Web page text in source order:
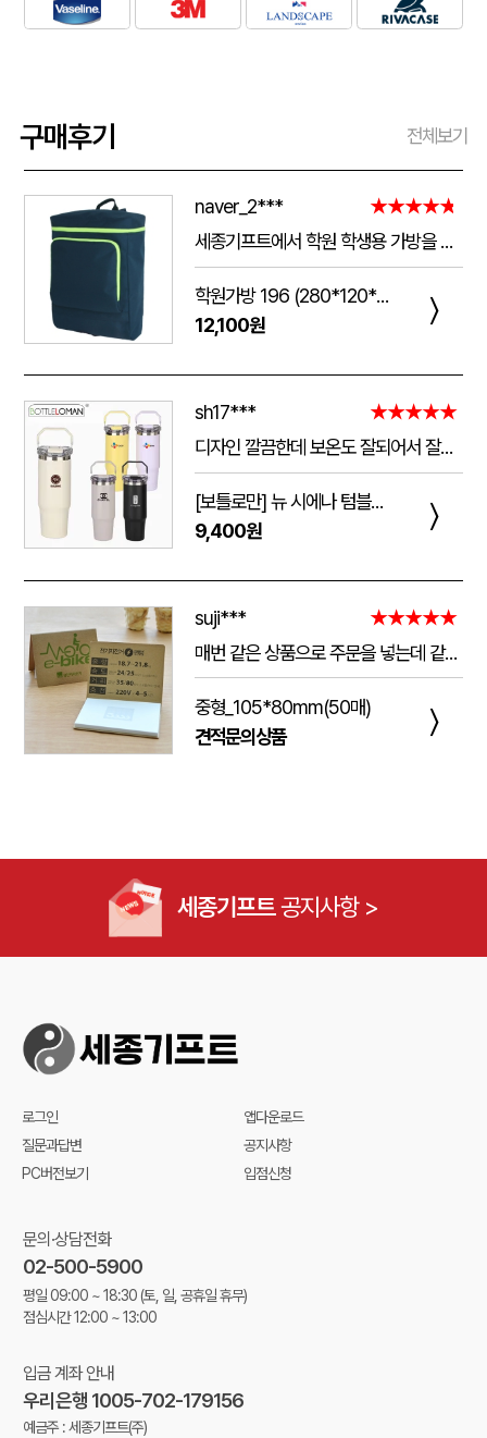
구매후기 전체보기
naver_2***
★★★★★
세종기프트에서 학원 학생용 가방을 제작했는데 전체적으로 아주 만족스럽습니다. 가방 크기가 넉넉해서 교재와 학용품을 넣기 좋고, 원단과 지퍼도 탄탄해서 아이들이 매일 사용하기에 실용적입니다. 특히 학원 로고와 문구 인쇄가 선명하고 깔끔하게 나와서 실제로 받아보니 기대했던 것보다 훨씬 고급스러웠습니다. 제작 과정에서도 요청사항을 잘 반영해 주셨고 완성도도 좋아 다음 단체 제작 때도 다시 이용하고 싶습니다.
학원가방 196 (280*120*390mm)
12,100원
〉
sh17***
★★★★★
디자인 깔끔한데 보온도 잘되어서 잘쓰고 있습니다 선물용으로 좋네요 하단에 실리콘 밀림방지 없는건 좀 아쉽네요
[보틀로만] 뉴 시에나 텀블러 900ml
9,400원
〉
suji***
★★★★★
매번 같은 상품으로 주문을 넣는데 같은 품질로 받을 수 있어서 좋습니다. 배송 기간도 적당히 잘오는거 같아요. 앞으로도 계속 이용할꺼 같습니다. 지금과 같은 품질로 유지해주세요!!
중형_105*80mm(50매)
견적문의상품
〉
세종기프트공지사항 >
로그인
앱다운로드
질문과답변
공지사항
PC버전보기
입점신청
문의·상담전화
02-500-5900
평일 09:00 ~ 18:30(토, 일, 공휴일 휴무)
점심시간 12:00 ~ 13:00
입금 계좌 안내
우리은행 1005-702-179156
예금주 : 세종기프트(주)